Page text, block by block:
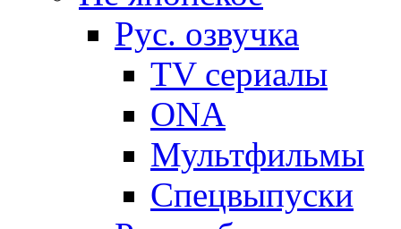
Рус. озвучка
TV сериалы
ONA
Мультфильмы
Спецвыпуски